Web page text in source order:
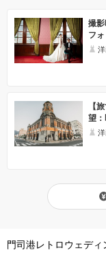
撮
フ
【
望
門司港レトロウェデ